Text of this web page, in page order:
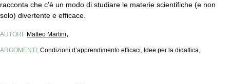
racconta che c’è un modo di studiare le materie scientifiche (e non
solo) divertente e efficace.
AUTORI: Matteo Martini,
ARGOMENTI: Condizioni d’apprendimento efficaci, Idee per la didattica,